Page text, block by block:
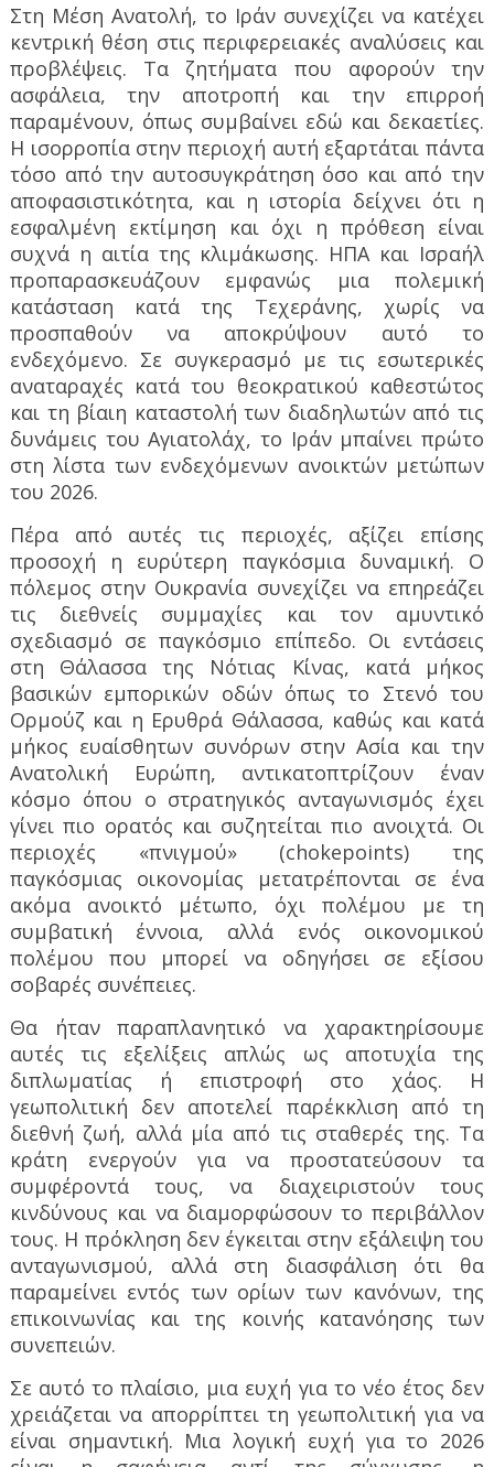
Στη Μέση Ανατολή, το Ιράν συνεχίζει να κατέχει
κεντρική θέση στις περιφερειακές αναλύσεις και
προβλέψεις. Τα ζητήματα που αφορούν την
ασφάλεια, την αποτροπή και την επιρροή
παραμένουν, όπως συμβαίνει εδώ και δεκαετίες.
Η ισορροπία στην περιοχή αυτή εξαρτάται πάντα
τόσο από την αυτοσυγκράτηση όσο και από την
αποφασιστικότητα, και η ιστορία δείχνει ότι η
εσφαλμένη εκτίμηση και όχι η πρόθεση είναι
συχνά η αιτία της κλιμάκωσης. ΗΠΑ και Ισραήλ
προπαρασκευάζουν εμφανώς μια πολεμική
κατάσταση κατά της Τεχεράνης, χωρίς να
προσπαθούν να αποκρύψουν αυτό το
ενδεχόμενο. Σε συγκερασμό με τις εσωτερικές
αναταραχές κατά του θεοκρατικού καθεστώτος
και τη βίαιη καταστολή των διαδηλωτών από τις
δυνάμεις του Αγιατολάχ, το Ιράν μπαίνει πρώτο
στη λίστα των ενδεχόμενων ανοικτών μετώπων
του 2026.
Πέρα από αυτές τις περιοχές, αξίζει επίσης
προσοχή η ευρύτερη παγκόσμια δυναμική. Ο
πόλεμος στην Ουκρανία συνεχίζει να επηρεάζει
τις διεθνείς συμμαχίες και τον αμυντικό
σχεδιασμό σε παγκόσμιο επίπεδο. Οι εντάσεις
στη Θάλασσα της Νότιας Κίνας, κατά μήκος
βασικών εμπορικών οδών όπως το Στενό του
Ορμούζ και η Ερυθρά Θάλασσα, καθώς και κατά
μήκος ευαίσθητων συνόρων στην Ασία και την
Ανατολική Ευρώπη, αντικατοπτρίζουν έναν
κόσμο όπου ο στρατηγικός ανταγωνισμός έχει
γίνει πιο ορατός και συζητείται πιο ανοιχτά. Οι
περιοχές «πνιγμού» (chokepoints) της
παγκόσμιας οικονομίας μετατρέπονται σε ένα
ακόμα ανοικτό μέτωπο, όχι πολέμου με τη
συμβατική έννοια, αλλά ενός οικονομικού
πολέμου που μπορεί να οδηγήσει σε εξίσου
σοβαρές συνέπειες.
Θα ήταν παραπλανητικό να χαρακτηρίσουμε
αυτές τις εξελίξεις απλώς ως αποτυχία της
διπλωματίας ή επιστροφή στο χάος. Η
γεωπολιτική δεν αποτελεί παρέκκλιση από τη
διεθνή ζωή, αλλά μία από τις σταθερές της. Τα
κράτη ενεργούν για να προστατεύσουν τα
συμφέροντά τους, να διαχειριστούν τους
κινδύνους και να διαμορφώσουν το περιβάλλον
τους. Η πρόκληση δεν έγκειται στην εξάλειψη του
ανταγωνισμού, αλλά στη διασφάλιση ότι θα
παραμείνει εντός των ορίων των κανόνων, της
επικοινωνίας και της κοινής κατανόησης των
συνεπειών.
Σε αυτό το πλαίσιο, μια ευχή για το νέο έτος δεν
χρειάζεται να απορρίπτει τη γεωπολιτική για να
είναι σημαντική. Μια λογική ευχή για το 2026